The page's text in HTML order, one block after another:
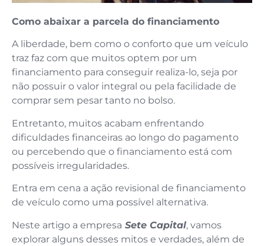
Como abaixar a parcela do financiamento
A liberdade, bem como o conforto que um veículo
traz faz com que muitos optem por um
financiamento para conseguir realiza-lo, seja por
não possuir o valor integral ou pela facilidade de
comprar sem pesar tanto no bolso.
Entretanto, muitos acabam enfrentando
dificuldades financeiras ao longo do pagamento
ou percebendo que o financiamento está com
possíveis irregularidades.
Entra em cena a ação revisional de financiamento
de veículo como uma possível alternativa.
Neste artigo a empresa Sete Capital, vamos
explorar alguns desses mitos e verdades, além de